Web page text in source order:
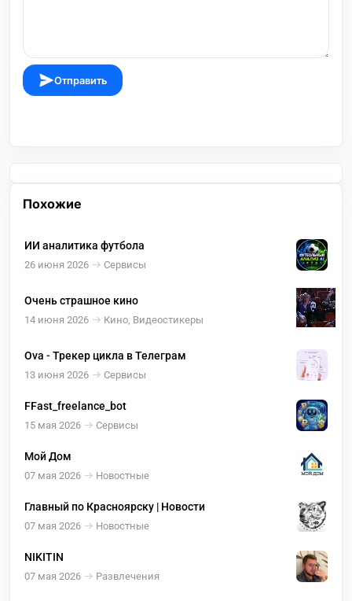
Отправить
Похожие
ИИ аналитика футбола
26 июня 2026 Сервисы
Очень страшное кино
14 июня 2026 Кино, Видеостикеры
Ova - Трекер цикла в Телеграм
13 июня 2026 Сервисы
FFast_freelance_bot
15 мая 2026 Сервисы
Мой Дом
07 мая 2026 Новостные
Главный по Красноярску | Новости
07 мая 2026 Новостные
NIKITIN
07 мая 2026 Развлечения